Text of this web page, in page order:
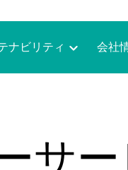
ナビリティ 会社
サ